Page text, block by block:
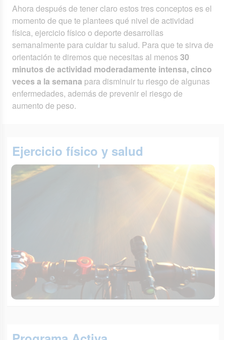
Ahora después de tener claro estos tres conceptos es el
momento de que te plantees qué nivel de actividad
física, ejercicio físico o deporte desarrollas
semanalmente para cuidar tu salud. Para que te sirva de
orientación te diremos que necesitas al menos30
minutos de actividad moderadamente intensa, cinco
veces a la semana para disminuir tu riesgo de algunas
enfermedades, además de prevenir el riesgo de
aumento de peso.
Ejercicio físico y salud